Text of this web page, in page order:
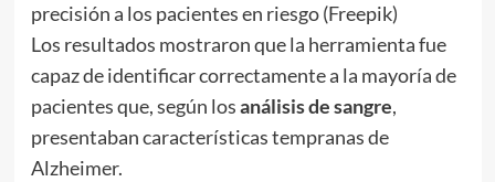
precisión a los pacientes en riesgo (Freepik)
Los resultados mostraron que la herramienta fue
capaz de identificar correctamente a la mayoría de
pacientes que, según losanálisis de sangre,
presentaban características tempranas de
Alzheimer.